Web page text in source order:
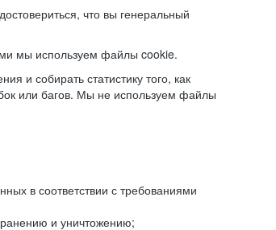
что вы генеральный
мы используем файлы cookie.
и собирать статистику того, как
или багов. Мы не используем файлы
в соответствии с требованиями
и уничтожению;